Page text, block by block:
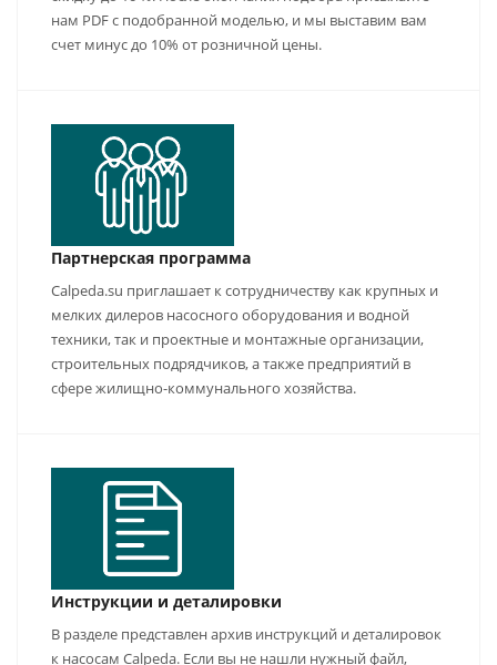
нам PDF с подобранной моделью, и мы выставим вам
счет минус до 10% от розничной цены.
Партнерская программа
Calpeda.su приглашает к сотрудничеству как крупных и
мелких дилеров насосного оборудования и водной
техники, так и проектные и монтажные организации,
строительных подрядчиков, а также предприятий в
сфере жилищно-коммунального хозяйства.
Инструкции и деталировки
В разделе представлен архив инструкций и деталировок
к насосам Calpeda. Если вы не нашли нужный файл,